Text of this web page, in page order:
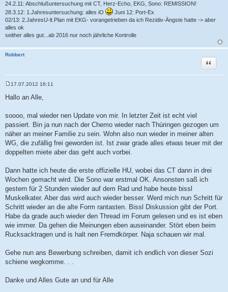
24.2.11: Abschlußuntersuchung mit CT, Herz-Echo, EKG, Sono: REMISSION!
28.3.12: 1.Jahresuntersuchung: alles iO
Juni 12: Port-Ex
02/13: 2.JahresU-lt.Plan mit EKG- vorangetrieben da ich Rezidiv-Ängste hatte -> aber
alles ok
seither alles gut...ab 2016 nur noch jährliche Kontrolle
Robbert
Zitat
e
i
a
g
17.07.2012 16:11
Hallo an Alle,
soooo, mal wieder nen Update von mir. In letzter Zeit ist echt viel
passiert. Bin ja nun nach der Chemo wieder nach Thüringen gezogen um
näher an meiner Familie zu sein. Wohn also nun wieder in meiner alten
WG, die zufällig frei geworden ist. Ist zwar grade alles etwas teuer mit der
doppelten miete aber das geht auch vorbei.
Dann hatte ich heute die erste offizielle HU, wobei das CT dann in drei
Wochen gemacht wird. Die Sono war erstmal OK. Ansonsten saß ich
gestern für 2 Stunden wieder auf dem Rad und habe heute bissl
Muskelkater. Aber das wird auch wieder besser. Werd mich nun Schritt für
Schritt wieder an die alte Form rantasten. Bissl Diskussion gibt der Port.
Habe da grade auch wieder den Thread im Forum gelesen und es ist eben
wie immer. Da gehen die Meinungen eben auseinander. Stört eben beim
Rucksacktragen und is halt nen Fremdkörper. Naja schauen wir mal.
Gehe nun ans Bewerbung schreiben, damit ich endlich von dieser Sozi
schiene wegkomme. . .
Danke und Alles Gute an und für Alle